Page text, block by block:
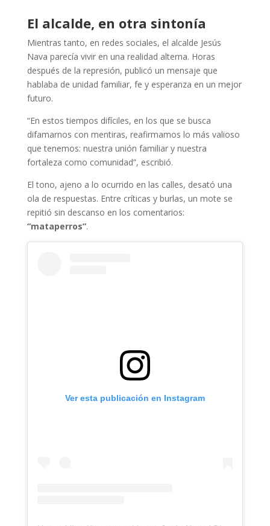
El alcalde, en otra sintonía
Mientras tanto, en redes sociales, el alcalde Jesús
Nava parecía vivir en una realidad alterna. Horas
después de la represión, publicó un mensaje que
hablaba de unidad familiar, fe y esperanza en un mejor
futuro.
“En estos tiempos difíciles, en los que se busca
difamarnos con mentiras, reafirmamos lo más valioso
que tenemos: nuestra unión familiar y nuestra
fortaleza como comunidad”, escribió.
El tono, ajeno a lo ocurrido en las calles, desató una
ola de respuestas. Entre críticas y burlas, un mote se
repitió sin descanso en los comentarios:
“mataperros”.
Ver esta publicación en Instagram